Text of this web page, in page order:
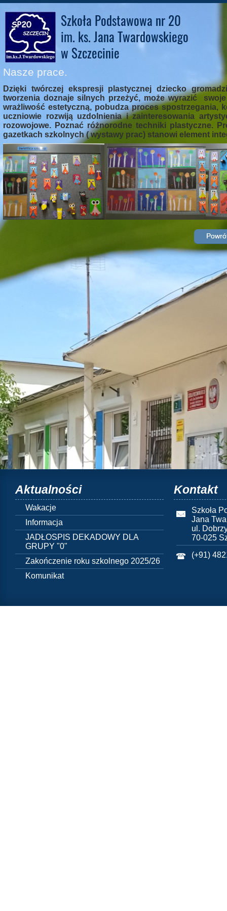
Szkoła Podstawowa nr 20
im. ks. Jana Twardowskiego
w Szczecinie
Nasze prace.
Dzięki twórczej ekspresji plastycznej dziecko
tworzenia doznaje silnych przeżyć, może wyrazić
wrażliwość estetyczną, pobudza proces spostrzegania,
uczniowie rozwiją uzdolnienia i zainteresowania
rozowojowe. Poznać różnorodne techniki plastyczne.
gazetkach szkolnych ( wystawy prac) stanowi element
Aktualności
Wakacje
Informacja
JADŁOSPIS DEKADOWY DLA
GRUPY "0"
Zakończenie roku szkolnego 2025/26
Komunikat
Kontakt
Szkoła
Jana
ul.
70-025
(+91)